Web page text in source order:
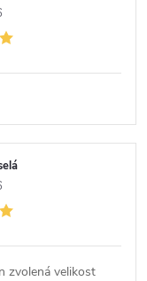
zvolená velikost